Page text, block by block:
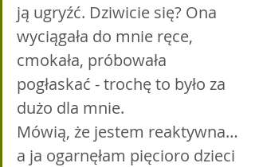
ją ugryźć. Dziwicie się? Ona
wyciągała do mnie ręce,
cmokała, próbowała
pogłaskać - trochę to było za
dużo dla mnie.
Mówią, że jestem reaktywna…
a ja ogarnęłam pięcioro dzieci